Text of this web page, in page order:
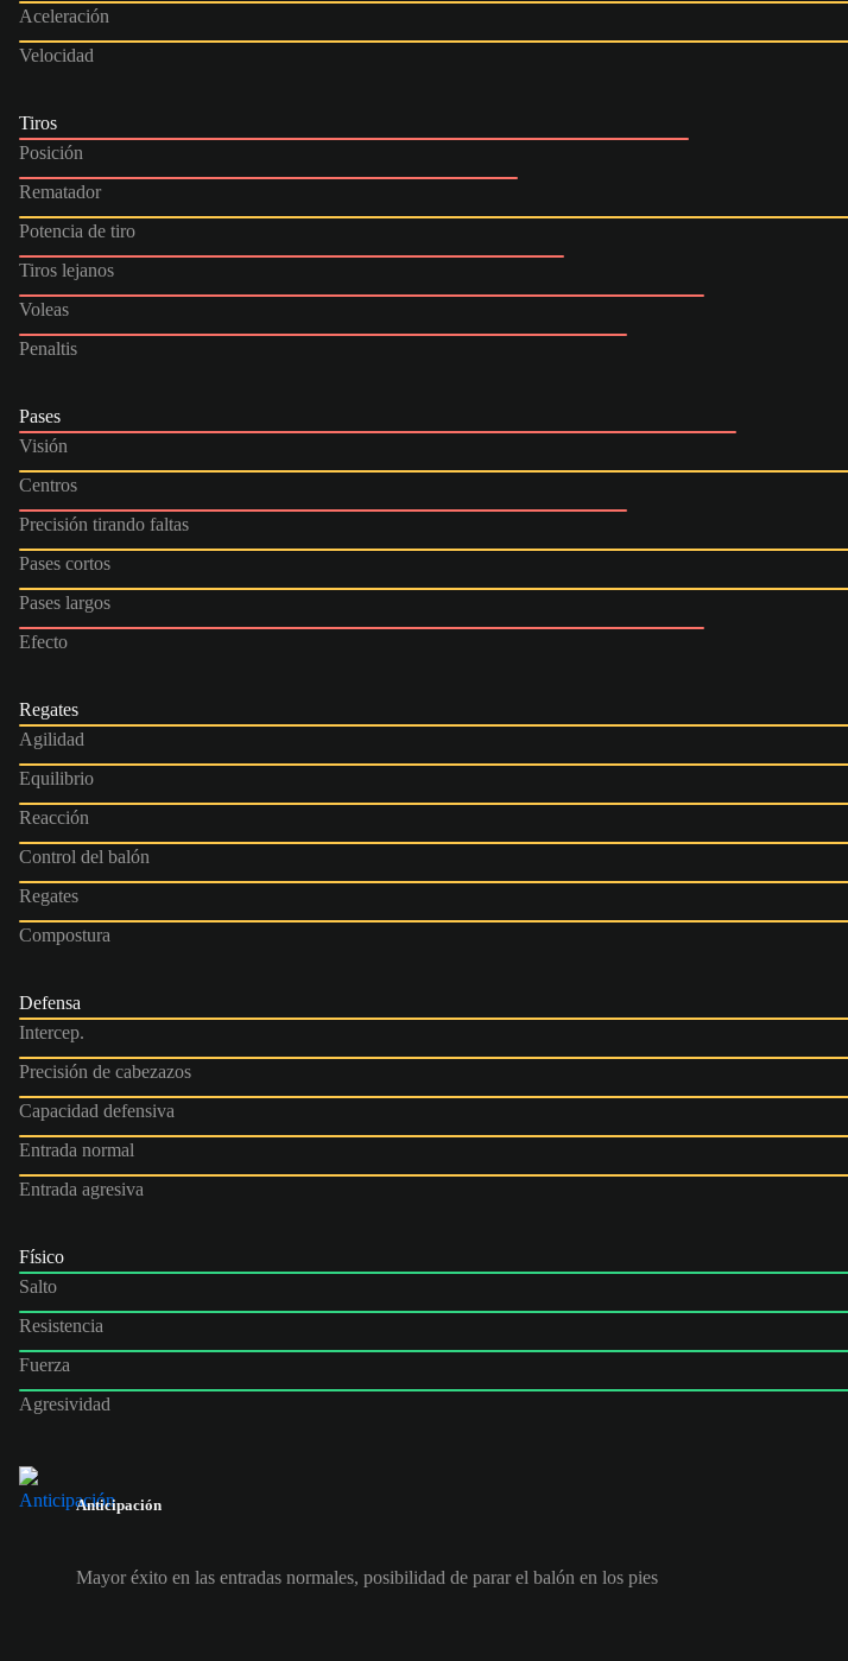
Aceleración
Velocidad
Tiros
Posición
Rematador
Potencia de tiro
Tiros lejanos
Voleas
Penaltis
Pases
Visión
Centros
Precisión tirando faltas
Pases cortos
Pases largos
Efecto
Regates
Agilidad
Equilibrio
Reacción
Control del balón
Regates
Compostura
Defensa
Intercep.
Precisión de cabezazos
Capacidad defensiva
Entrada normal
Entrada agresiva
Físico
Salto
Resistencia
Fuerza
Agresividad
Anticipación
Mayor éxito en las entradas normales, posibilidad de parar el balón en los pies